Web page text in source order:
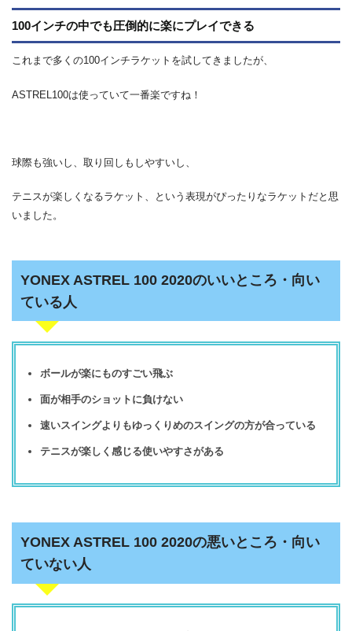
100インチの中でも圧倒的に楽にプレイできる
これまで多くの100インチラケットを試してきましたが、
ASTREL100は使っていて一番楽ですね！
球際も強いし、取り回しもしやすいし、
テニスが楽しくなるラケット、という表現がぴったりなラケットだと思
いました。
YONEX ASTREL 100 2020のいいところ・向い
ている人
ボールが楽にものすごい飛ぶ
面が相手のショットに負けない
速いスイングよりもゆっくりめのスイングの方が合っている
テニスが楽しく感じる使いやすさがある
YONEX ASTREL 100 2020の悪いところ・向い
ていない人